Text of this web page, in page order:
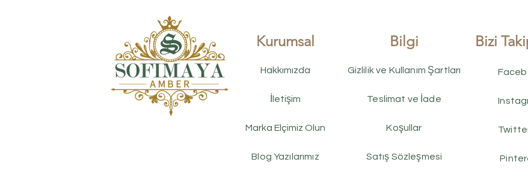
Kurumsal
Hakkımızda
İletişim
Marka Elçimiz Olun
Blog Yazılarımız
Bilgi
Gizlilik ve Kullanım Şartları
Teslimat ve İade
Koşullar
Satış Sözleşmesi
Bizi